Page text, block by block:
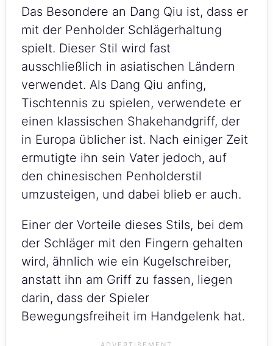
Das Besondere an Dang Qiu ist, dass er
mit der Penholder Schlägerhaltung
spielt. Dieser Stil wird fast
ausschließlich in asiatischen Ländern
verwendet. Als Dang Qiu anfing,
Tischtennis zu spielen, verwendete er
einen klassischen Shakehandgriff, der
in Europa üblicher ist. Nach einiger Zeit
ermutigte ihn sein Vater jedoch, auf
den chinesischen Penholderstil
umzusteigen, und dabei blieb er auch.
Einer der Vorteile dieses Stils, bei dem
der Schläger mit den Fingern gehalten
wird, ähnlich wie ein Kugelschreiber,
anstatt ihn am Griff zu fassen, liegen
darin, dass der Spieler
Bewegungsfreiheit im Handgelenk hat.